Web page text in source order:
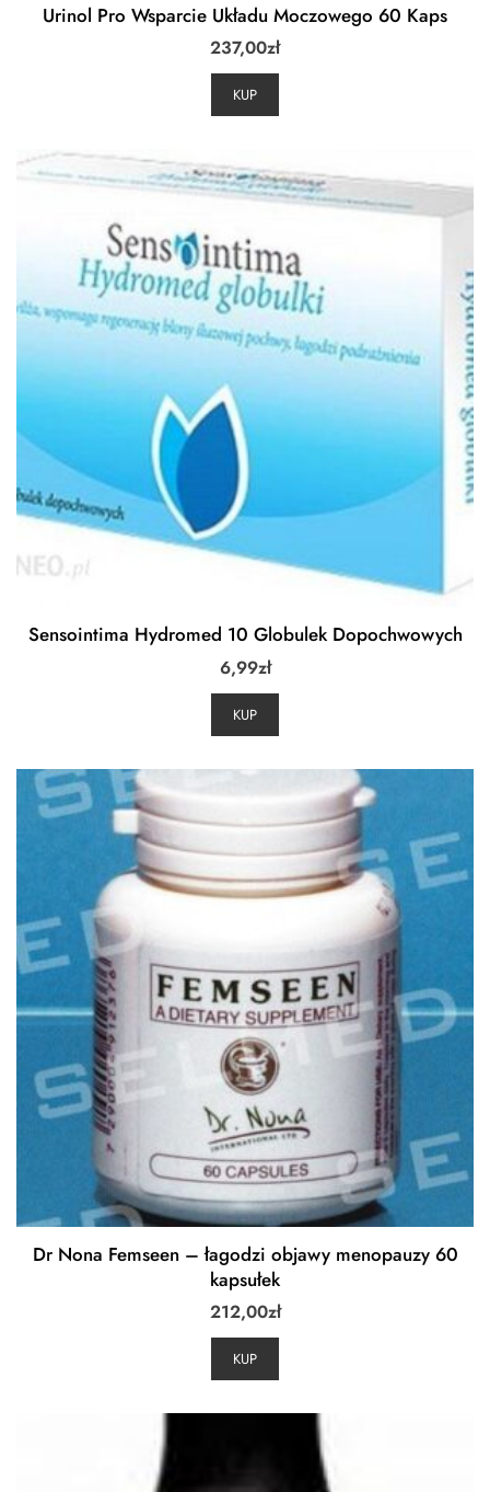
Urinol Pro Wsparcie Układu Moczowego 60 Kaps
237,00zł
KUP
Sensointima Hydromed 10 Globulek Dopochwowych
6,99zł
KUP
Dr Nona Femseen – łagodzi objawy menopauzy 60
kapsułek
212,00zł
KUP